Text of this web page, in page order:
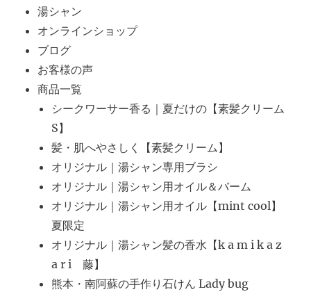
湯シャン
オンラインショップ
ブログ
お客様の声
商品一覧
シークワーサー香る｜夏だけの【素髪クリーム
S】
髪・肌へやさしく【素髪クリーム】
オリジナル｜湯シャン専用ブラシ
オリジナル｜湯シャン用オイル＆バーム
オリジナル｜湯シャン用オイル【mint cool】
夏限定
オリジナル｜湯シャン髪の香水【k a m i k a z
a r i 藤】
熊本・南阿蘇の手作り石けん Lady bug